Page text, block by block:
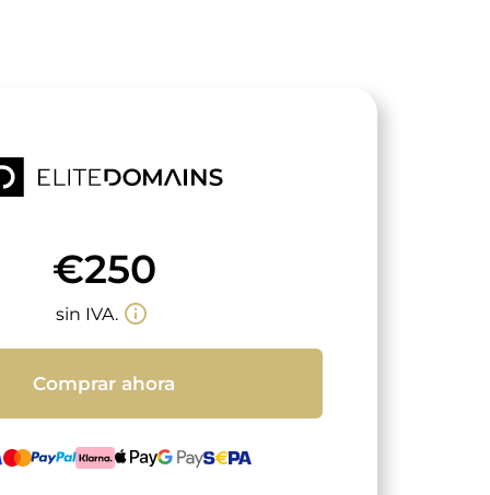
€250
sin IVA. info_outline
Comprar ahora